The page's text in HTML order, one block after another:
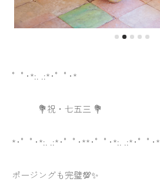
゜ﾟ･*:. .:*･゜ﾟ･*
💐祝・七五三 💐
*･゜ﾟ･*:. .:*･゜ﾟ･**･゜ﾟ･*:. .:*･゜ﾟ･*
ポージングも完璧💯✨